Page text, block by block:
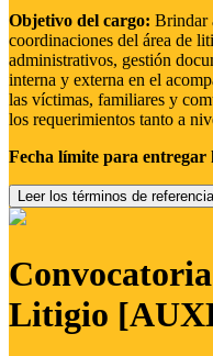
Objetivo del cargo: Brindar
coordinaciones del área de
administrativos, gestión
interna y externa en el
las víctimas, familiares y
los requerimientos tanto a
Fecha límite para entregar
Leer los términos de referencia
Litigio